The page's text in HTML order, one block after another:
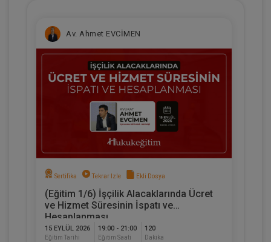
Av. Ahmet EVCİMEN
Sertifika Tekrar İzle Ekli Dosya
(Eğitim 1/6) İşçilik Alacaklarında Ücret
ve Hizmet Süresinin İspatı ve
Hesaplanması
15 EYLÜL 2026
Eğitim Tarihi
19:00 - 21:00
Eğitim Saati
120
Dakika